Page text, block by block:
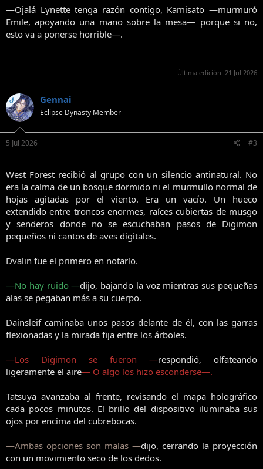
—Ojalá Lynette tenga razón contigo, Kamisato —murmuró
Emile, apoyando una mano sobre la mesa— porque si no,
esto va a ponerse horrible—.
Última edición: 21 Jul 2026
OP Gennai
Eclipse Dynasty Member
5 Jul 2026 #3
West Forest recibió al grupo con un silencio antinatural. No
era la calma de un bosque dormido ni el murmullo normal de
hojas agitadas por el viento. Era un vacío. Un hueco
extendido entre troncos enormes, raíces cubiertas de musgo
y senderos donde no se escuchaban pasos de Digimon
pequeños ni cantos de aves digitales.
Dvalin fue el primero en notarlo.
—No hay ruido —dijo, bajando la voz mientras sus pequeñas
alas se pegaban más a su cuerpo.
Dainsleif caminaba unos pasos delante de él, con las garras
flexionadas y la mirada fija entre los árboles.
—Los Digimon se fueron —respondió, olfateando
ligeramente el aire— O algo los hizo esconderse—.
Tatsuya avanzaba al frente, revisando el mapa holográfico
cada pocos minutos. El brillo del dispositivo iluminaba sus
ojos por encima del cubrebocas.
—Ambas opciones son malas —dijo, cerrando la proyección
con un movimiento seco de los dedos.